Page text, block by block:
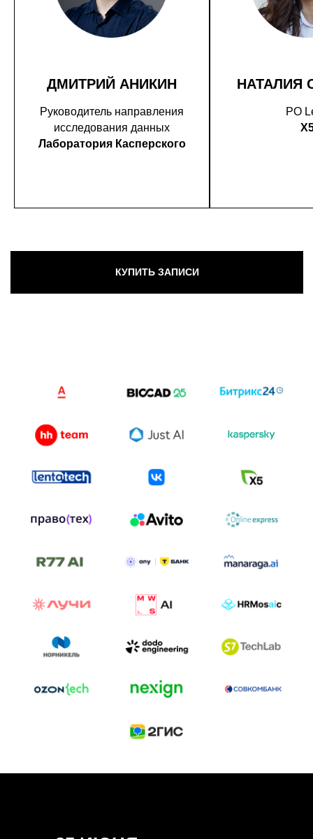
ДМИТРИЙ АНИКИН
Руководитель направления
исследования данных
Лаборатория Касперского
НАТАЛИЯ
PO
к построению бизнеса и созданию технологий под
И БИТВА АГЕНТОВ